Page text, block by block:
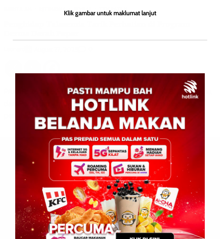
ISTIMEWA SOSIAL TEMPATAN
PAPAR: 26 Ogos 2025 – Program derma darah di Balai Bomba
dan Penyelamat (BBP) Papar tarik perhatian ramai apabila
penghidap talasemia tampil sebagai petugas di […]
Leave a Reply
Your email address will not be published. Required fields are
*
Comment*
Klik gambar untuk maklumat lanjut